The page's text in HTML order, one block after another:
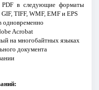
PDF в следующие форматы
TIFF, WMF, EMF и EPS
одновременно
Acrobat
на многобайтных языках
документа